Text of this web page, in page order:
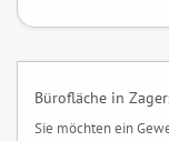
Bürofläche in
Sie möchten ein